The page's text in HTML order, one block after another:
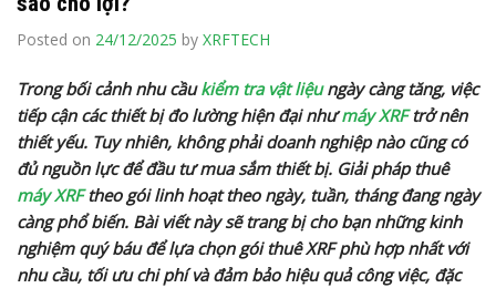
Posted on 24/12/2025 by XRFTECH
Trong bối cảnh nhu cầukiểm tra vật liệungày càng tăng, việc
tiếp cận các thiết bị đo lường hiện đại nhưmáy XRFtrở nên
thiết yếu. Tuy nhiên, không phải doanh nghiệp nào cũng có
đủ nguồn lực để đầu tư mua sắm thiết bị. Giải pháp thuê
máy XRFtheo gói linh hoạt theo ngày, tuần, tháng đang ngày
càng phổ biến. Bài viết này sẽ trang bị cho bạn những kinh
nghiệm quý báu để lựa chọn gói thuê XRF phù hợp nhất với
nhu cầu, tối ưu chi phí và đảm bảo hiệu quả công việc, đặc